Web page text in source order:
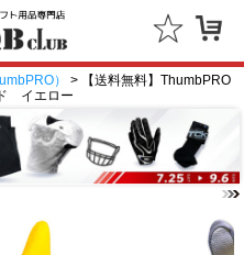
）
> 【送料無料】ThumbPRO
イエロー